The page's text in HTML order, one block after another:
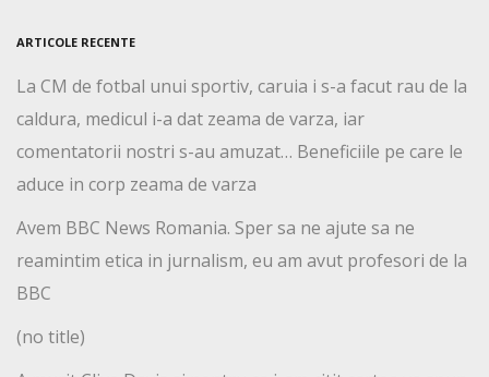
ARTICOLE RECENTE
La CM de fotbal unui sportiv, caruia i s-a facut rau de la
caldura, medicul i-a dat zeama de varza, iar
comentatorii nostri s-au amuzat… Beneficiile pe care le
aduce in corp zeama de varza
Avem BBC News Romania. Sper sa ne ajute sa ne
reamintim etica in jurnalism, eu am avut profesori de la
BBC
(no title)